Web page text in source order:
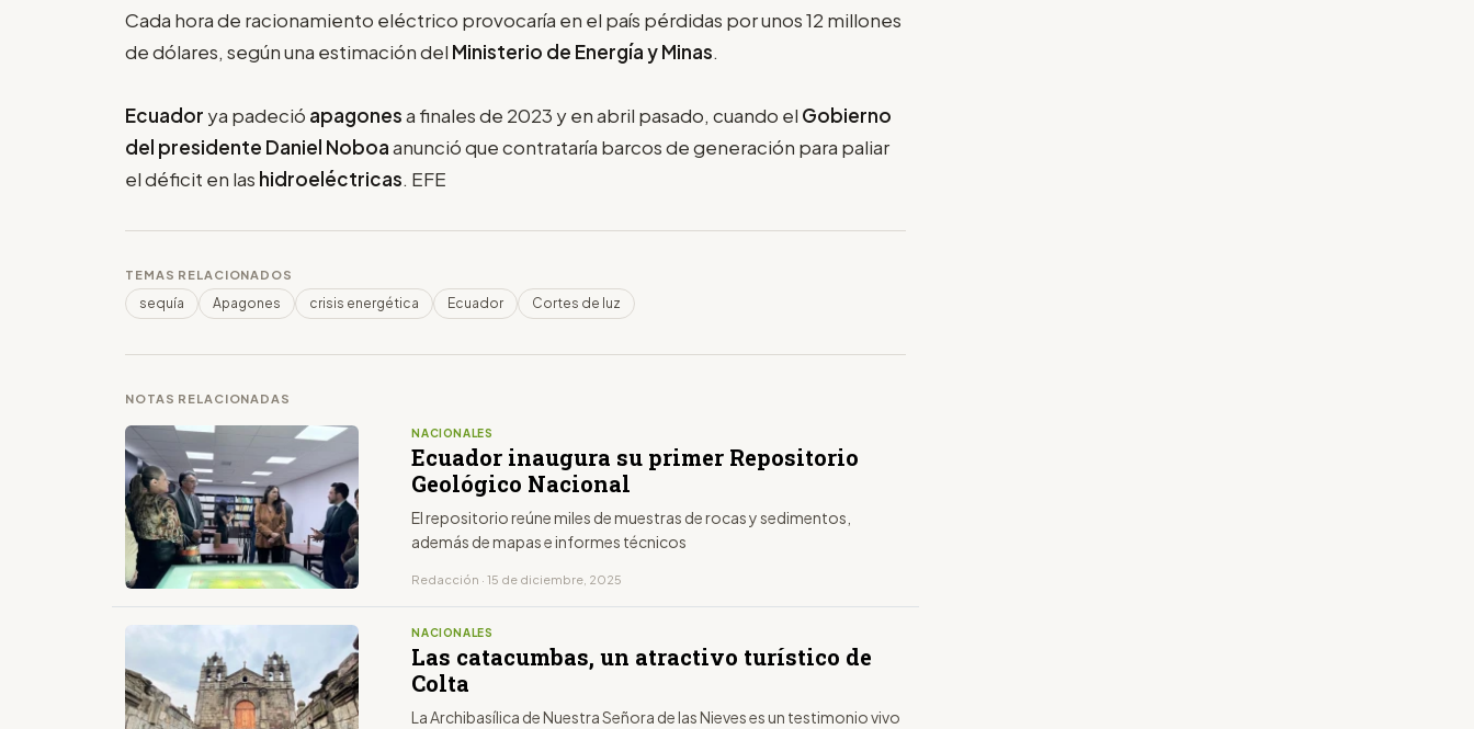
Cada hora de racionamiento eléctrico provocaría en el país pérdidas por unos 12 millones
de dólares, según una estimación del Ministerio de Energía y Minas.
Ecuador ya padeció apagonesa finales de 2023 y en abril pasado, cuando el Gobierno
del presidente Daniel Noboaanunció que contrataría barcos de generación para paliar
el déficit en las hidroeléctricas. EFE
TEMAS RELACIONADOS
sequía Apagones crisis energética Ecuador Cortes de luz
NOTAS RELACIONADAS
NACIONALES
Ecuador inaugura su primer Repositorio
Geológico Nacional
El repositorio reúne miles de muestras de rocas y sedimentos,
además de mapas e informes técnicos
Redacción · 15 de diciembre, 2025
NACIONALES
Las catacumbas, un atractivo turístico de
Colta
La Archibasílica de Nuestra Señora de las Nieves es un testimonio vivo